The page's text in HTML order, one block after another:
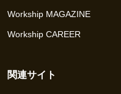
Workship MAGAZINE
Workship CAREER
関連サイト